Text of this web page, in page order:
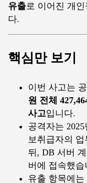
유출로 이어진 개
다.
핵심만 보기
이번 사고는
원 전체
사고입니다.
공격자는
보취급자의 업
뒤, DB 서버
버에 접속했습
유출 항목에는